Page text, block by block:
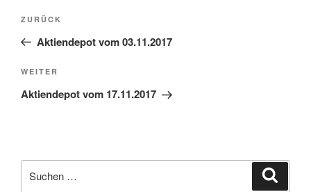
Beitragsnavigation
Vorheriger
Beitrag
ZURÜCK
Aktiendepot vom 03.11.2017
Nächster
Beitrag
WEITER
Aktiendepot vom 17.11.2017
nach: